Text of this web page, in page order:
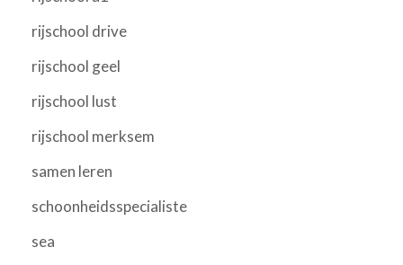
rijschool drive
rijschool geel
rijschool lust
rijschool merksem
samen leren
schoonheidsspecialiste
sea